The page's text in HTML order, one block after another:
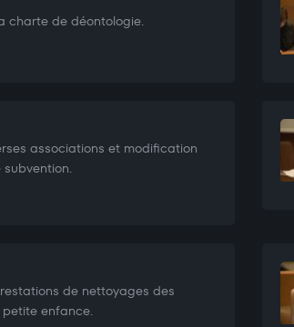
charte de déontologie.
associations et modification
de nettoyages des
enfance.